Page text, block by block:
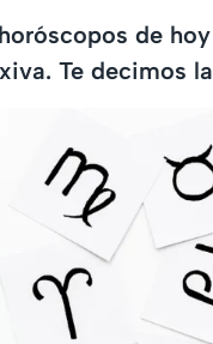
de
Te decimos